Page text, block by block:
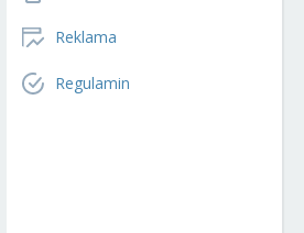
Reklama
Regulamin